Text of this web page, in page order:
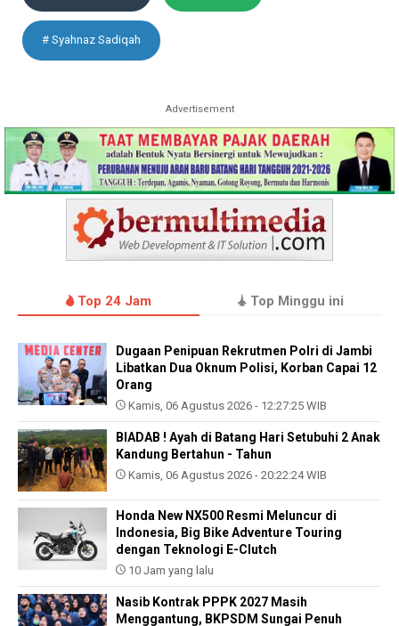
# Syahnaz Sadiqah
Advertisement
Top 24 Jam Top Minggu ini
Dugaan Penipuan Rekrutmen Polri di Jambi
Libatkan Dua Oknum Polisi, Korban Capai 12
Orang
Kamis, 06 Agustus 2026 - 12:27:25 WIB
BIADAB ! Ayah di Batang Hari Setubuhi 2 Anak
Kandung Bertahun - Tahun
Kamis, 06 Agustus 2026 - 20:22:24 WIB
Honda New NX500 Resmi Meluncur di
Indonesia, Big Bike Adventure Touring
dengan Teknologi E-Clutch
10 Jam yang lalu
Nasib Kontrak PPPK 2027 Masih
Menggantung, BKPSDM Sungai Penuh